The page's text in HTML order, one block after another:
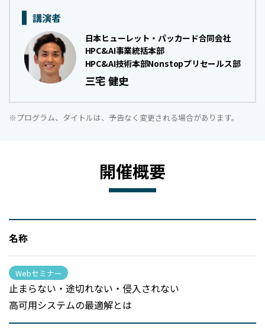
講演者
日本ヒューレット・パッカード合同会社
HPC&AI事業統括本部
HPC&AI技術本部Nonstopプリセールス部
三宅 健史
※プログラム、タイトルは、予告なく変更される場合があります。
開催概要
名称
Webセミナー
止まらない・途切れない・侵入されない
高可用システムの最適解とは